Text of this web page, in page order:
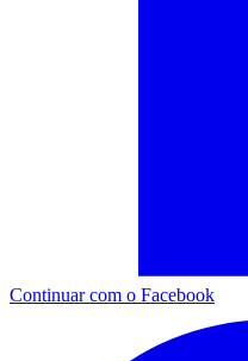
Continuar com o Facebook